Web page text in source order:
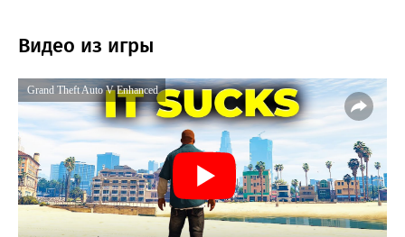
Видео из игры
Grand Theft Auto V Enhanced